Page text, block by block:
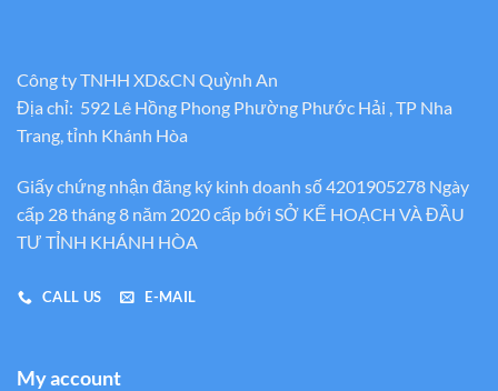
Công ty TNHH XD&CN Quỳnh An
Địa chỉ: 592 Lê Hồng Phong Phường Phước Hải , TP Nha
Trang, tỉnh Khánh Hòa
Giấy chứng nhận đăng ký kinh doanh số 4201905278 Ngày
cấp 28 tháng 8 năm 2020 cấp bới SỞ KẾ HOẠCH VÀ ĐẦU
TƯ TỈNH KHÁNH HÒA
CALL US E-MAIL
My account